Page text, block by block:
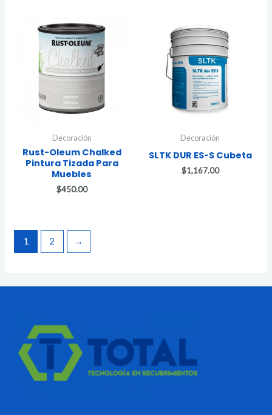
Decoración
Rust-Oleum Chalked
Pintura Tizada Para
Muebles
$450.00
Decoración
SLTK DUR ES-S Cubeta
$1,167.00
1 2 →